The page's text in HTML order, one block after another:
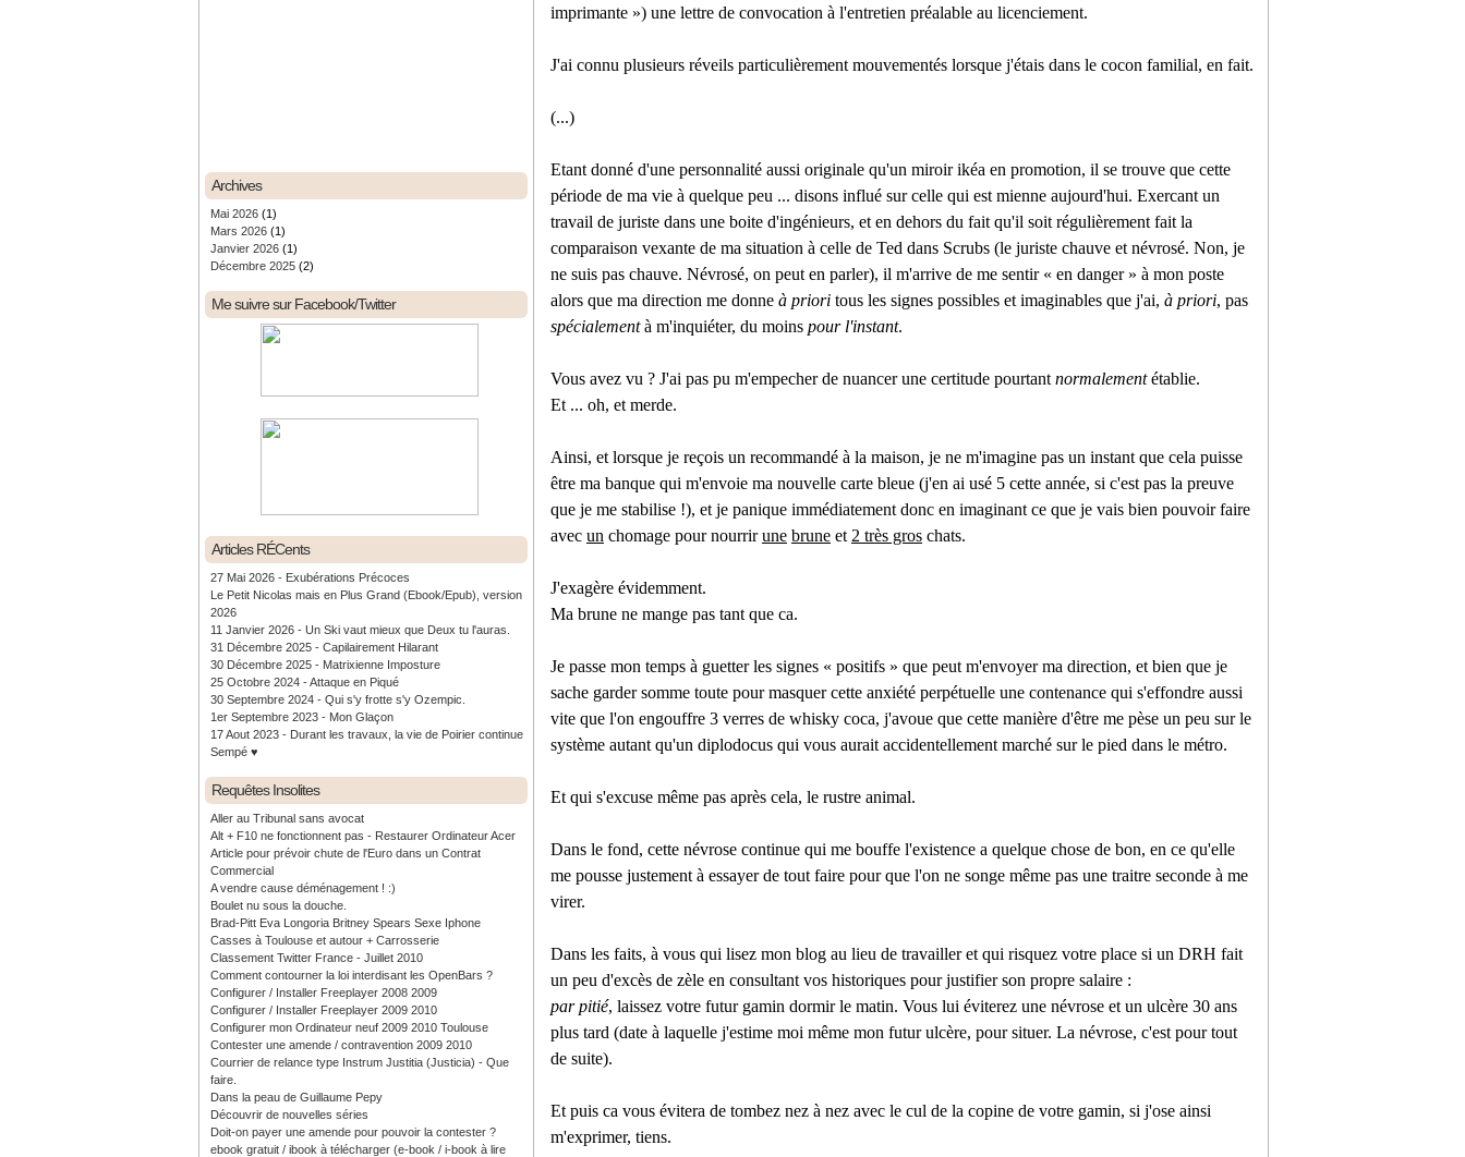
Archives
Mai 2026 (1)
Mars 2026 (1)
Janvier 2026 (1)
Décembre 2025 (2)
Me suivre sur Facebook/Twitter
Articles RÉCents
27 Mai 2026 - Exubérations Précoces
Le Petit Nicolas mais en Plus Grand (Ebook/Epub), version
2026
11 Janvier 2026 - Un Ski vaut mieux que Deux tu l'auras.
31 Décembre 2025 - Capilairement Hilarant
30 Décembre 2025 - Matrixienne Imposture
25 Octobre 2024 - Attaque en Piqué
30 Septembre 2024 - Qui s'y frotte s'y Ozempic.
1er Septembre 2023 - Mon Glaçon
17 Aout 2023 - Durant les travaux, la vie de Poirier continue
Sempé ♥️
Requêtes Insolites
Aller au Tribunal sans avocat
Alt + F10 ne fonctionnent pas - Restaurer Ordinateur Acer
Article pour prévoir chute de l'Euro dans un Contrat
Commercial
A vendre cause déménagement ! :)
Boulet nu sous la douche.
Brad-Pitt Eva Longoria Britney Spears Sexe Iphone
Casses à Toulouse et autour + Carrosserie
Classement Twitter France - Juillet 2010
Comment contourner la loi interdisant les OpenBars ?
Configurer / Installer Freeplayer 2008 2009
Configurer / Installer Freeplayer 2009 2010
Configurer mon Ordinateur neuf 2009 2010 Toulouse
Contester une amende / contravention 2009 2010
Courrier de relance type Instrum Justitia (Justicia) - Que
faire.
Dans la peau de Guillaume Pepy
Découvrir de nouvelles séries
Doit-on payer une amende pour pouvoir la contester ?
ebook gratuit / ibook à télécharger (e-book / i-book à lire
imprimante ») une lettre de convocation à l'entretien préalable au licenciement.
J'ai connu plusieurs réveils particulièrement mouvementés lorsque j'étais dans le cocon familial, en fait.
(...)
Etant donné d'une personnalité aussi originale qu'un miroir ikéa en promotion, il se trouve que cette
période de ma vie à quelque peu ... disons influé sur celle qui est mienne aujourd'hui. Exercant un
travail de juriste dans une boite d'ingénieurs, et en dehors du fait qu'il soit régulièrement fait la
comparaison vexante de ma situation à celle de Ted dans Scrubs (le juriste chauve et névrosé. Non, je
ne suis pas chauve. Névrosé, on peut en parler), il m'arrive de me sentir « en danger » à mon poste
alors que ma direction me donne à priori tous les signes possibles et imaginables que j'ai, à priori, pas
spécialementà m'inquiéter, du moins pour l'instant.
Vous avez vu ? J'ai pas pu m'empecher de nuancer une certitude pourtant normalementétablie.
Et ... oh, et merde.
Ainsi, et lorsque je reçois un recommandé à la maison, je ne m'imagine pas un instant que cela puisse
être ma banque qui m'envoie ma nouvelle carte bleue (j'en ai usé 5 cette année, si c'est pas la preuve
que je me stabilise !), et je panique immédiatement donc en imaginant ce que je vais bien pouvoir faire
avec un chomage pour nourrirune brune et 2 très gros chats.
J'exagère évidemment.
Ma brune ne mange pas tant que ca.
Je passe mon temps à guetter les signes « positifs » que peut m'envoyer ma direction, et bien que je
sache garder somme toute pour masquer cette anxiété perpétuelle une contenance qui s'effondre aussi
vite que l'on engouffre 3 verres de whisky coca, j'avoue que cette manière d'être me pèse un peu sur le
système autant qu'un diplodocus qui vous aurait accidentellement marché sur le pied dans le métro.
Et qui s'excuse même pas après cela, le rustre animal.
Dans le fond, cette névrose continue qui me bouffe l'existence a quelque chose de bon, en ce qu'elle
me pousse justement à essayer de tout faire pour que l'on ne songe même pas une traitre seconde à me
virer.
Dans les faits, à vous qui lisez mon blog au lieu de travailler et qui risquez votre place si un DRH fait
un peu d'excès de zèle en consultant vos historiques pour justifier son propre salaire :
par pitié, laissez votre futur gamin dormir le matin. Vous lui éviterez une névrose et un ulcère 30 ans
plus tard (date à laquelle j'estime moi même mon futur ulcère, pour situer. La névrose, c'est pour tout
de suite).
Et puis ca vous évitera de tombez nez à nez avec le cul de la copine de votre gamin, si j'ose ainsi
m'exprimer, tiens.